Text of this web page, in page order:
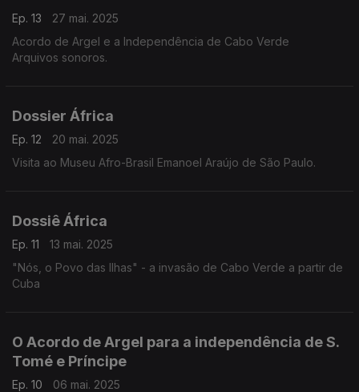
Ep. 13
27 mai. 2025
Acordo de Argel e a Independência de Cabo Verde
Arquivos sonoros.
Dossier África
Ep. 12
20 mai. 2025
Visita ao Museu Afro-Brasil Emanoel Araújo de São Paulo.
Dossiê África
Ep. 11
13 mai. 2025
"Nós, o Povo das Ilhas" - a invasão de Cabo Verde a partir de
Cuba
O Acordo de Argel para a independência de S.
Tomé e Príncipe
Ep. 10
06 mai. 2025